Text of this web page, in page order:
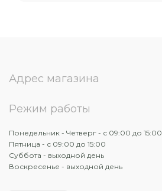
Адрес магазина
Режим работы
Понедельник - Четверг - с 09:00 до 15:00
Пятница - с 09:00 до 15:00
Суббота - выходной день
Воскресенье - выходной день